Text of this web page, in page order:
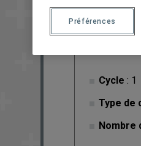
Cycle : 1
Type de
Nombre
Préférences